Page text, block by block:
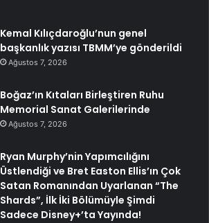
Kemal Kılıçdaroğlu’nun genel
başkanlık yazısı TBMM’ye gönderildi
Ağustos 7, 2026
Boğaz’ın Kıtaları Birleştiren Ruhu
Memorial Sanat Galerilerinde
Ağustos 7, 2026
Ryan Murphy’nin Yapımcılığını
Üstlendiği ve Bret Easton Ellis’ın Çok
Satan Romanından Uyarlanan “The
Shards”, İlk İki Bölümüyle Şimdi
Sadece Disney+’ta Yayında!